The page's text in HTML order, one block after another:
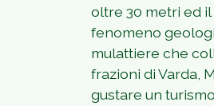
oltre 30 metri ed
fenomeno
mulattiere che
frazioni di Varda,
gustare un